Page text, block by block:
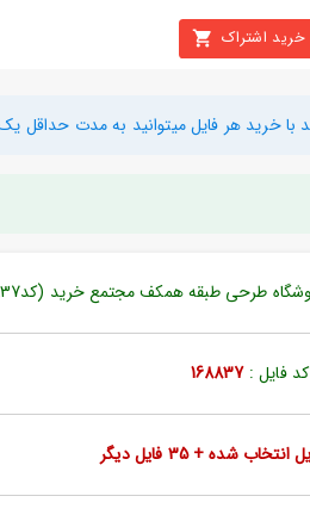
میتوانید به مدت حداقل یک ماه 35 فایل را
طرحی طبقه همکف مجتمع خرید (کد168837)
فایل :168837
انتخاب شده + 35 فایل دیگر